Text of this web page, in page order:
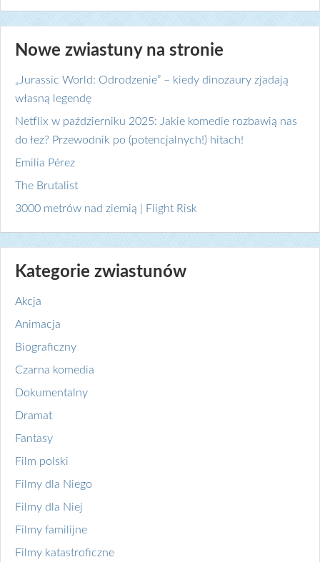
Nowe zwiastuny na stronie
„Jurassic World: Odrodzenie” – kiedy dinozaury zjadają
własną legendę
Netflix w październiku 2025: Jakie komedie rozbawią nas
do łez? Przewodnik po (potencjalnych!) hitach!
Emilia Pérez
The Brutalist
3000 metrów nad ziemią | Flight Risk
Kategorie zwiastunów
Akcja
Animacja
Biograficzny
Czarna komedia
Dokumentalny
Dramat
Fantasy
Film polski
Filmy dla Niego
Filmy dla Niej
Filmy familijne
Filmy katastroficzne